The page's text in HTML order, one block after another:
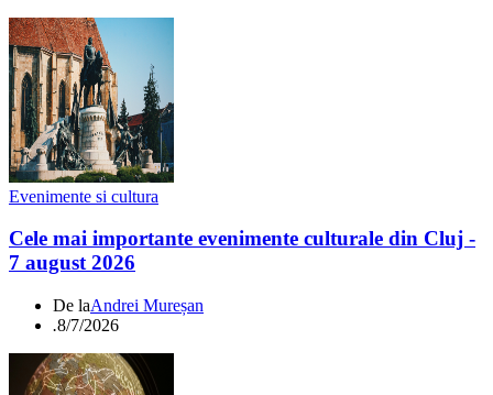
Evenimente si cultura
Cele mai importante evenimente culturale din Cluj -
7 august 2026
De laAndrei Mureșan
.8/7/2026